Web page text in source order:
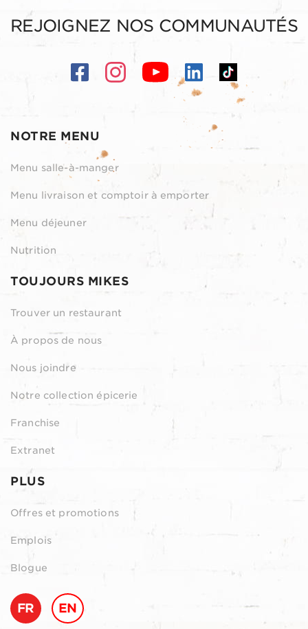
NOTRE MENU
Menu salle-à-manger
Menu livraison et comptoir à emporter
Menu déjeuner
Nutrition
TOUJOURS MIKES
Trouver un restaurant
À propos de nous
Nous joindre
Notre collection épicerie
Franchise
Extranet
PLUS
Offres et promotions
Emplois
Blogue
FR EN
REJOIGNEZ NOS COMMUNAUTÉS